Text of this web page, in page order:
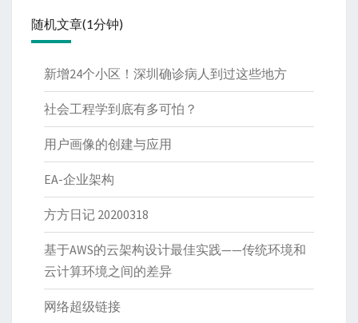
随机文章(1分钟)
新增24个小区！深圳确诊病人到过这些地方
社会工程学到底有多可怕？
用户画像的创建与应用
EA-企业架构
方方日记 20200318
基于AWS的云架构设计最佳实践——传统环境和
云计算环境之间的差异
网络超级链接